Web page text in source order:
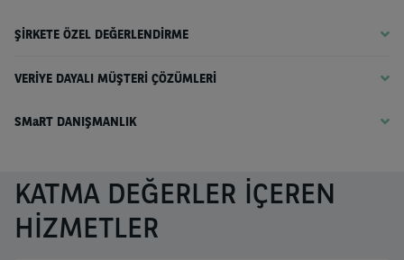
ŞİRKETE ÖZEL DEĞERLENDİRME
VERİYE DAYALI MÜŞTERİ ÇÖZÜMLERİ
SMaRT DANIŞMANLIK
KATMA DEĞERLER İÇEREN
HİZMETLER